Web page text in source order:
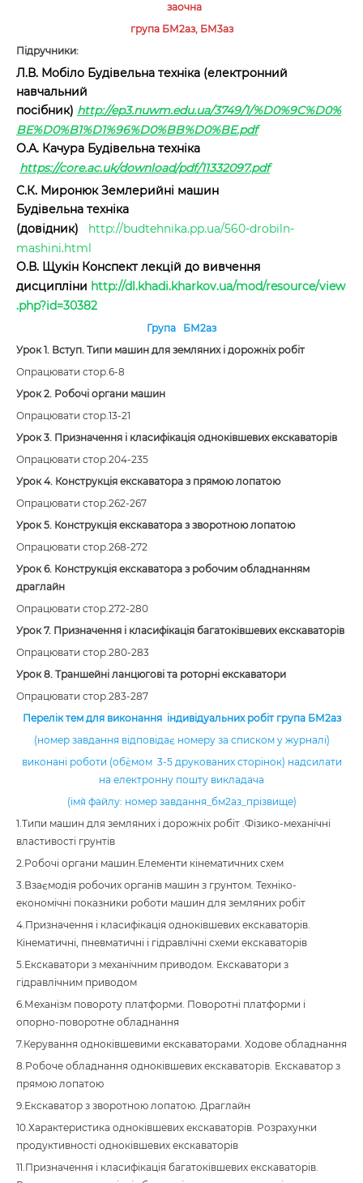
заочна
група БМ2аз, БМ3аз
Підручники:
Л.В. Мобіло Будівельна техніка (електронний
навчальний
посібник) http://ep3.nuwm.edu.ua/3749/1/%D0%9C%D0%
BE%D0%B1%D1%96%D0%BB%D0%BE.pdf
О.А. Качура Будівельна техніка
https://core.ac.uk/download/pdf/11332097.pdf
С.К. Миронюк Землерийні машин
Будівельна техніка
(довідник)
http://budtehnika.pp.ua/560-drobiln-
mashini.html
О.В. Щукін Конспект лекцій до вивчення
дисципліни http://dl.khadi.kharkov.ua/mod/resource/view
.php?id=30382
Група БМ2аз
Урок 1. Вступ. Типи машин для земляних і дорожніх робіт
Опрацювати стор.6-8
Урок 2. Робочі органи машин
Опрацювати стор.13-21
Урок 3. Призначення і класифікація одноківшевих екскаваторів
Опрацювати стор.204-235
Урок 4. Конструкція екскаватора з прямою лопатою
Опрацювати стор.262-267
Урок 5. Конструкція екскаватора з зворотною лопатою
Опрацювати стор.268-272
Урок 6. Конструкція екскаватора з робочим обладнанням
драглайн
Опрацювати стор.272-280
Урок 7. Призначення і класифікація багатоківшевих екскаваторів
Опрацювати стор.280-283
Урок 8. Траншейні ланцюгові та роторні екскаватори
Опрацювати стор.283-287
Перелік тем для виконання індивідуальних робіт група БМ2аз
(номер завдання відповідає номеру за списком у журналі)
виконані роботи (об`ємом 3-5 друкованих сторінок) надсилати
на електронну пошту викладача
(ім`я файлу: номер завдання_бм2аз_прізвище)
1.Типи машин для земляних і дорожніх робіт .Фізико-механічні
властивості грунтів
2.Робочі органи машин.Елементи кінематичних схем
3.Взаємодія робочих органів машин з грунтом. Техніко-
економічні показники роботи машин для земляних робіт
4.Призначення і класифікація одноківшевих екскаваторів.
Кінематичні, пневматичні і гідравлічні схеми екскаваторів
5.Екскаватори з механічним приводом. Екскаватори з
гідравлічним приводом
6.Механізм повороту платформи. Поворотні платформи і
опорно-поворотне обладнання
7.Керування одноківшевими екскаваторами. Ходове обладнання
8.Робоче обладнання одноківшевих екскаваторів. Екскаватор з
прямою лопатою
9.Екскаватор з зворотною лопатою. Драглайн
10.Характеристика одноківшевих екскаваторів. Розрахунки
продуктивності одноківшевих екскаваторів
11.Призначення і класифікація багатоківшевих екскаваторів.